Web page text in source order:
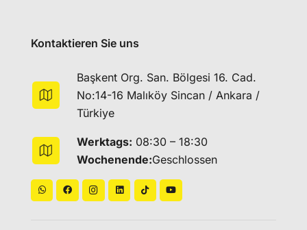
Kontaktieren Sie uns
Başkent Org. San. Bölgesi 16. Cad.
No:14-16 Malıköy Sincan / Ankara /
Türkiye
Werktags: 08:30 – 18:30
Wochenende:Geschlossen